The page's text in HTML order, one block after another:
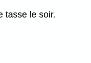
tasse le soir.